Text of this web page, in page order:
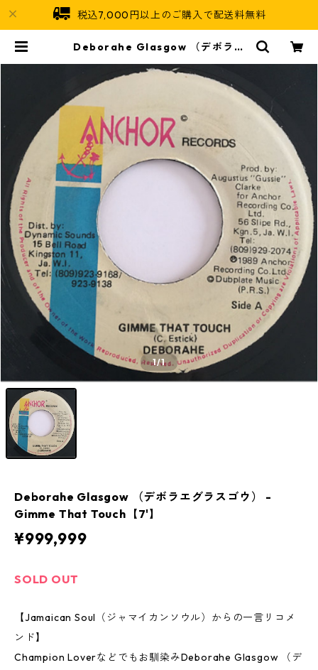
税込7,000円以上のご購入で配送料無料
Deborahe Glasgow （デボラエ
ch【7'】 | Jamaican Soul
1/1
Deborahe Glasgow （デボラエグラスゴウ） -
Gimme That Touch【7'】
¥999,999
SOLD OUT
【Jamaican Soul（ジャマイカンソウル）からの一言リコメ
ンド】
Champion Loverなどでもお馴染みDeborahe Glasgow （デ